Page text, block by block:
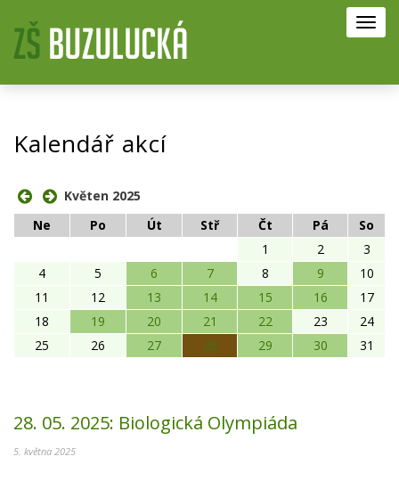
Kalendář akcí
Květen 2025
Ne
Po Út Stř Čt Pá
So
1
2
3
4
5 6 7 8 9
10
11
12 13 14 15 16
17
18
19 20 21 22 23
24
25
26 27 28 29 30 31
28. 05. 2025: Biologická Olympiáda
5. května 2025